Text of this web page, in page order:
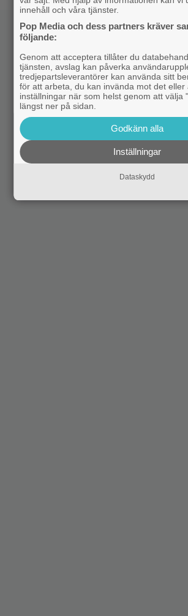
innehåll och våra tjänster.
Pop Media och dess partners kräver
följande:
Genom att acceptera tillåter du
tjänsten, avslag kan påverka
tredjepartsleverantörer kan använda sitt
för att arbeta, du kan invända mot det eller
inställningar när som helst genom att välja
längst ner på sidan.
Godkänn alla
Inställningar
Dataskydd